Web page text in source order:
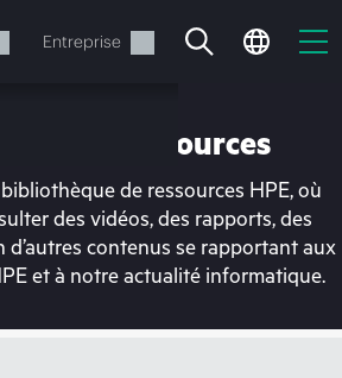
Entreprise
panier est
de ressources
de ressources HPE, où
des vidéos, des rapports, des
d’autres contenus se rapportant aux
et à notre actualité informatique.